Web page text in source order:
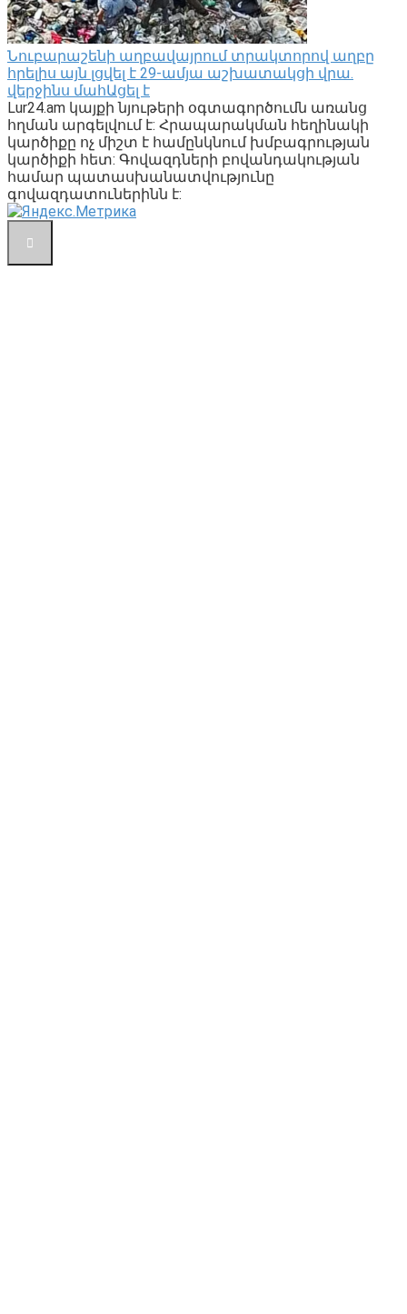
Նուբարաշենի աղբավայրում տրակտորով աղբը
հրելիս այն լցվել է 29-ամյա աշխատակցի վրա.
վերջինս մահԱցել է
Lur24.am կայքի նյութերի օգտագործումն առանց
հղման արգելվում է: Հրապարակման հեղինակի
կարծիքը ոչ միշտ է համընկնում խմբագրության
կարծիքի հետ: Գովազդների բովանդակության
համար պատասխանատվությունը
գովազդատուներինն է: